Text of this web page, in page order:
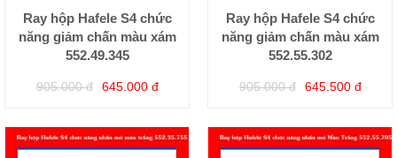
Ray hộp Hafele S4 chức
năng giảm chấn màu xám
552.49.345
905.000 đ 645.000 đ
Ray hộp Hafele S4 chức
năng giảm chấn màu xám
552.55.302
905.000 đ 645.500 đ